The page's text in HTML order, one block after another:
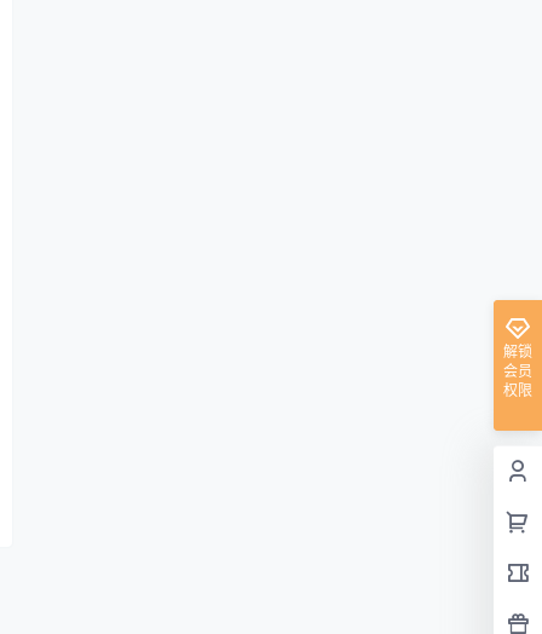
解锁
会员
权限